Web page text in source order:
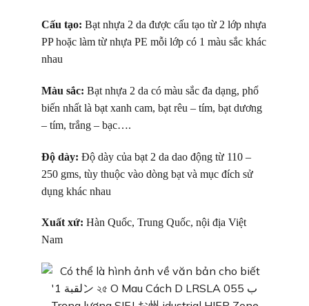
Cấu tạo: Bạt nhựa 2 da được cấu tạo từ 2 lớp nhựa
PP hoặc làm từ nhựa PE mỗi lớp có 1 màu sắc khác
nhau
Màu sắc: Bạt nhựa 2 da có màu sắc đa dạng, phổ
biến nhất là bạt xanh cam, bạt rêu – tím, bạt dương
– tím, trắng – bạc….
Độ dày: Độ dày của bạt 2 da dao động từ 110 –
250 gms, tùy thuộc vào dòng bạt và mục đích sử
dụng khác nhau
Xuất xứ: Hàn Quốc, Trung Quốc, nội địa Việt
Nam